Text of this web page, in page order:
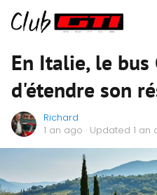
En Italie, le bus
d'étendre son
Richard
1 an ago · Updated 1 an